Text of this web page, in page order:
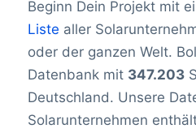
Beginn Dein Projekt mit
Liste aller
oder der ganzen Welt.
Datenbank mit 347.203
Deutschland. Unsere
Solarunternehmen